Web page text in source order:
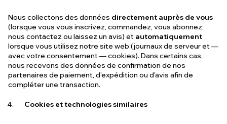
Nous collectons des données directement auprès de vous
(lorsque vous vous inscrivez, commandez, vous abonnez,
nous contactez ou laissez un avis) et automatiquement
lorsque vous utilisez notre site web (journaux de serveur et —
avec votre consentement — cookies). Dans certains cas,
nous recevons des données de confirmation de nos
partenaires de paiement, d'expédition ou d'avis afin de
compléter une transaction.
Cookies et technologies similaires